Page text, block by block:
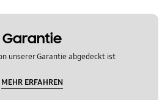
Garantie
unserer Garantie abgedeckt ist
MEHR ERFAHREN